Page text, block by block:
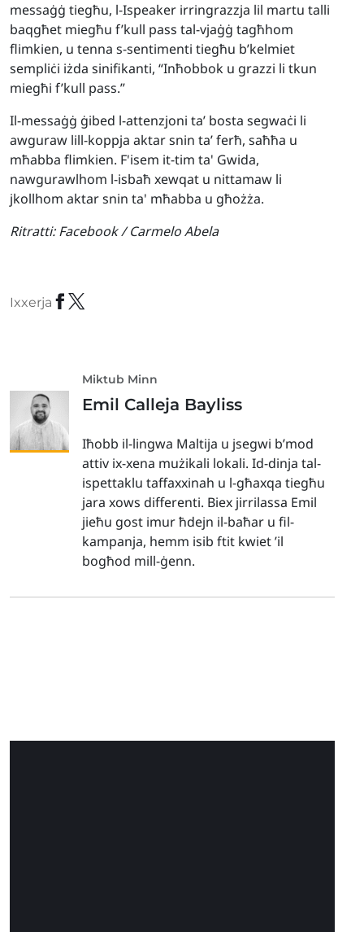
messaġġ tiegħu, l-Ispeaker irringrazzja lil martu talli
baqgħet miegħu f’kull pass tal-vjaġġ tagħhom
flimkien, u tenna s-sentimenti tiegħu b’kelmiet
sempliċi iżda sinifikanti, “Inħobbok u grazzi li tkun
miegħi f’kull pass.”
Il-messaġġ ġibed l-attenzjoni ta’ bosta segwaċi li
awguraw lill-koppja aktar snin ta’ ferħ, saħħa u
mħabba flimkien. F'isem it-tim ta' Gwida,
nawgurawlhom l-isbaħ xewqat u nittamaw li
jkollhom aktar snin ta' mħabba u għożża.
Ritratti: Facebook / Carmelo Abela
Ixxerja
Miktub Minn
Emil Calleja Bayliss
Iħobb il-lingwa Maltija u jsegwi b’mod
attiv ix-xena mużikali lokali. Id-dinja tal-
ispettaklu taffaxxinah u l-għaxqa tiegħu
jara xows differenti. Biex jirrilassa Emil
jieħu gost imur ħdejn il-baħar u fil-
kampanja, hemm isib ftit kwiet ’il
bogħod mill-ġenn.